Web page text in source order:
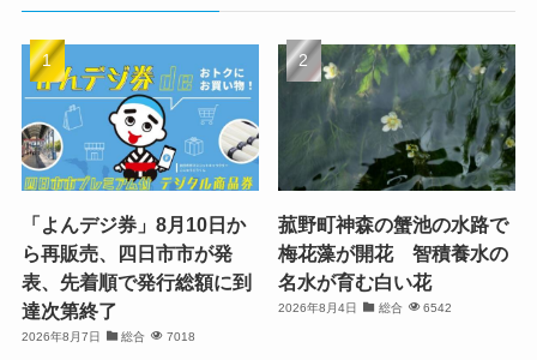
「よんデジ券」8月10日か
ら再販売、四日市市が発
表、先着順で発行総額に到
達次第終了
2026年8月7日 総合 7018
菰野町神森の蟹池の水路で
梅花藻が開花 智積養水の
名水が育む白い花
2026年8月4日 総合 6542